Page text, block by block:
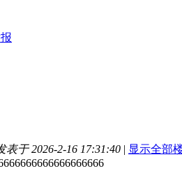
表于 2026-2-16 17:31:40 | 显示全部